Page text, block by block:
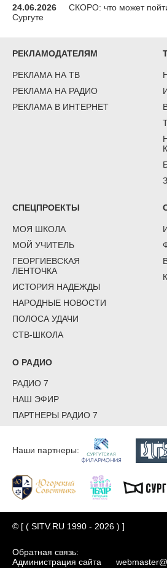
24.06.2026
СКОРО: что может
Сургуте
РЕКЛАМОДАТЕЛЯМ
РЕКЛАМА НА ТВ
РЕКЛАМА НА РАДИО
РЕКЛАМА В ИНТЕРНЕТ
СПЕЦПРОЕКТЫ
МОЯ ШКОЛА
МОЙ УЧИТЕЛЬ
ГЕОРГИЕВСКАЯ
ЛЕНТОЧКА
ИСТОРИЯ НАДЕЖДЫ
НАРОДНЫЕ НОВОСТИ
ПОЛОСА УДАЧИ
СТВ-ШКОЛА
О РАДИО
РАДИО 7
НАШ ЭФИР
ПАРТНЕРЫ РАДИО 7
Наши партнеры:
© [ ( SITV.RU 1990 - 2026 ) ]
Обратная связь:
Администрация сайта